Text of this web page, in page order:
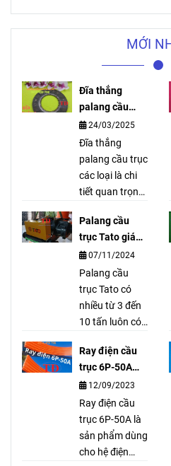
MỚI
Đĩa thắng
palang cầu
trục các loại
24/03/2025
Đĩa thắng
palang cầu trục
các loại là chi
tiết quan trọng
thắng của
palang cầu
trục, của các
hãng như là
LGM, Sungdo,
KG, Mitsu,
Hyunhdai,
MENDEN,
BRIMA, KENBO,
DOSU, …
Palang cầu
trục Tato giá
tốt nhất
07/11/2024
Palang cầu
trục Tato có
nhiều từ 3 đến
10 tấn luôn có
cầu trục Tato
cầu trục Tato là
thương hiệu nổi
tiếng và được
khách hàng
đánh giá cao về
mặt chất
Ray điện cầu
trục 6P-50A
dùng cho hệ
điện gì?
12/09/2023
Ray điện cầu
trục 6P-50A là
sản phẩm dùng
cho hệ điện